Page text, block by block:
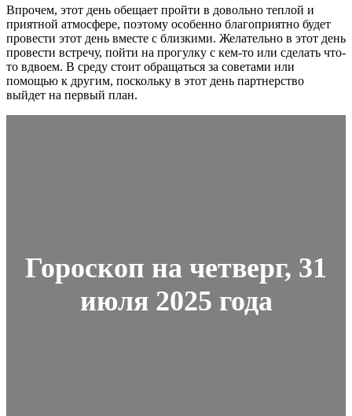
Впрочем, этот день обещает пройти в довольно теплой и
приятной атмосфере, поэтому особенно благоприятно будет
провести этот день вместе с близкими. Желательно в этот день
провести встречу, пойти на прогулку с кем-то или сделать что-
то вдвоем. В среду стоит обращаться за советами или
помощью к другим, поскольку в этот день партнерство
выйдет на первый план.
Гороскоп на четверг, 31
июля 2025 года